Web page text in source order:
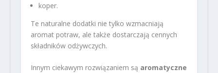
koper.
Te naturalne dodatki nie tylko wzmacniają
aromat potraw, ale także dostarczają cennych
składników odżywczych.
Innym ciekawym rozwiązaniem są aromatyczne